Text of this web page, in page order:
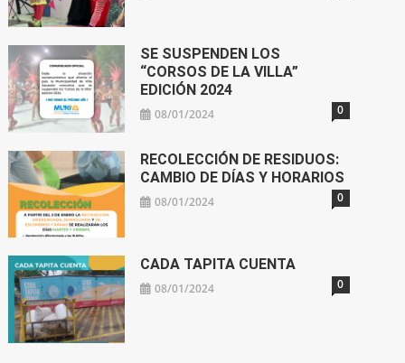
SE SUSPENDEN LOS
“CORSOS DE LA VILLA”
EDICIÓN 2024
08/01/2024 0
RECOLECCIÓN DE RESIDUOS:
CAMBIO DE DÍAS Y HORARIOS
08/01/2024 0
CADA TAPITA CUENTA
08/01/2024 0